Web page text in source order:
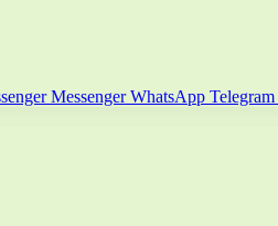
Messenger WhatsApp Telegram